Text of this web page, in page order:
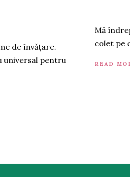
de învățare.
universal pentru
Mă
colet pe
READ